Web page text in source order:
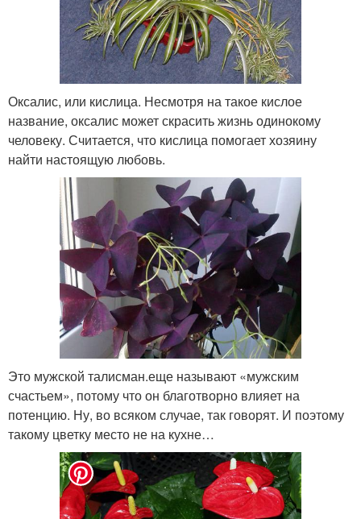
Оксалис, или кислица. Несмотря на такое кислое
название, оксалис может скрасить жизнь одинокому
человеку. Считается, что кислица помогает хозяину
найти настоящую любовь.
Это мужской талисман.еще называют «мужским
счастьем», потому что он благотворно влияет на
потенцию. Ну, во всяком случае, так говорят. И поэтому
такому цветку место не на кухне…